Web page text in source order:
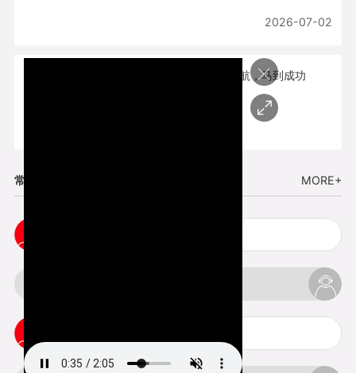
2026-07-02
开工大吉 | 新程启航，马到成功
常见问题 MORE+
×